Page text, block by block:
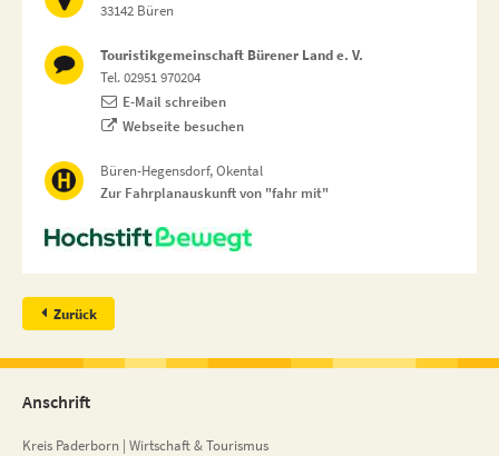
33142 Büren
Touristikgemeinschaft Bürener Land e. V.
Tel. 02951 970204
E-Mail schreiben
Webseite besuchen
Büren-Hegensdorf, Okental
Zur Fahrplanauskunft von "fahr mit"
Zurück
Anschrift
Kreis Paderborn | Wirtschaft & Tourismus